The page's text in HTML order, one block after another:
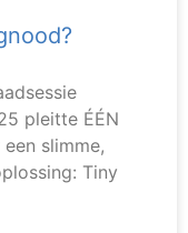
pleitte ÉÉN
slimme,
Tiny